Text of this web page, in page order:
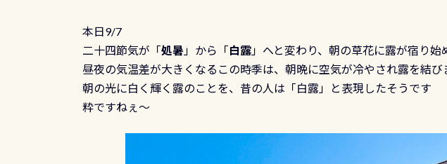
本日9/7
二十四節気が「処暑 」から「白露 」へと変わり、朝の草花に露が宿り始
昼夜の気温差が大きくなるこの時季は、朝晩に空気が冷やされ露を結び
朝の光に白く輝く露のことを、昔の人は「白露」と表現したそうです
粋ですねぇ～